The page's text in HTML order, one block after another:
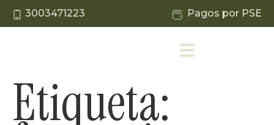
3003471223 Pagos por PSE
Etiqueta: